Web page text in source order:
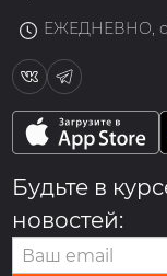
ЕЖЕДНЕВНО, с
Будьте в
новостей: